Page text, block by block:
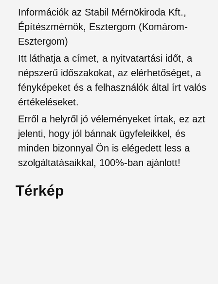
Információk az Stabil Mérnökiroda Kft.,
Építészmérnök, Esztergom (Komárom-
Esztergom)
Itt láthatja a címet, a nyitvatartási időt, a
népszerű időszakokat, az elérhetőséget, a
fényképeket és a felhasználók által írt valós
értékeléseket.
Erről a helyről jó véleményeket írtak, ez azt
jelenti, hogy jól bánnak ügyfeleikkel, és
minden bizonnyal Ön is elégedett less a
szolgáltatásaikkal, 100%-ban ajánlott!
Térkép